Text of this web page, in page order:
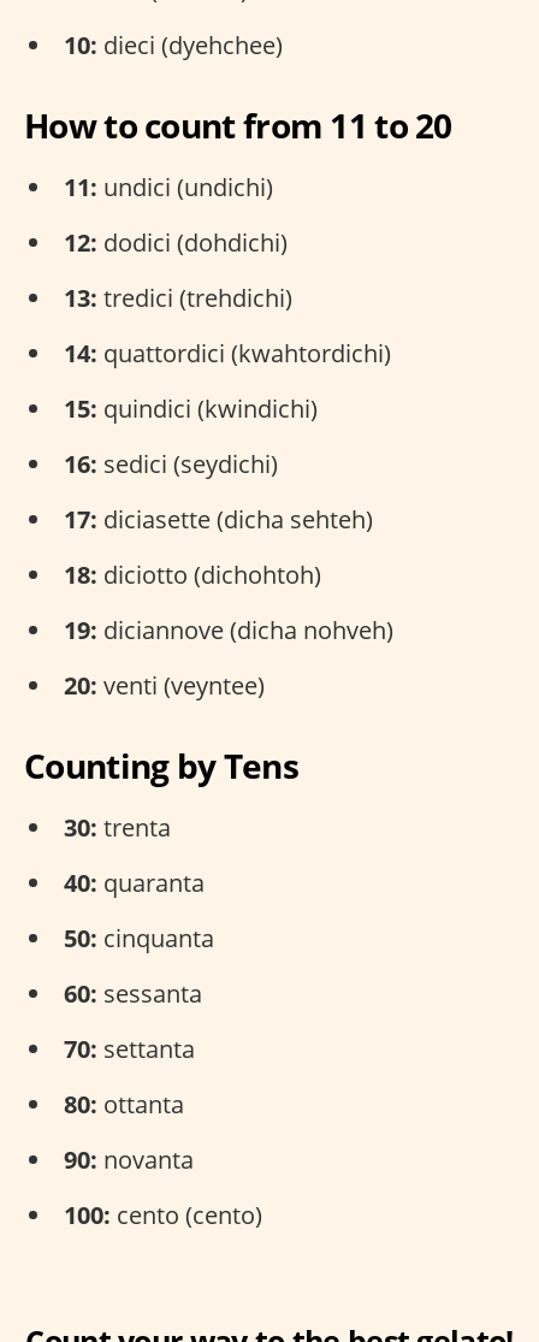
10: dieci (dyehchee)
How to count from 11 to 20
11: undici (undichi)
12: dodici (dohdichi)
13: tredici (trehdichi)
14: quattordici (kwahtordichi)
15: quindici (kwindichi)
16: sedici (seydichi)
17: diciasette (dicha sehteh)
18: diciotto (dichohtoh)
19: diciannove (dicha nohveh)
20: venti (veyntee)
Counting by Tens
30: trenta
40: quaranta
50: cinquanta
60: sessanta
70: settanta
80: ottanta
90: novanta
100: cento (cento)